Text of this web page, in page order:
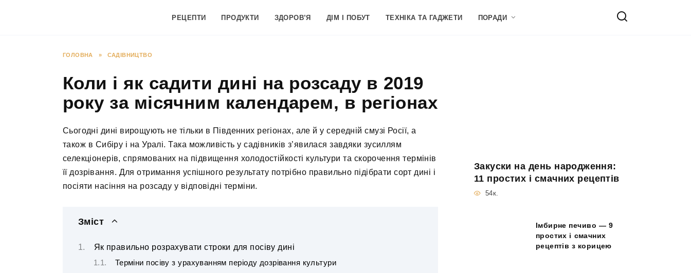
РЕЦЕПТИ ПРОДУКТИ ЗДОРОВ’Я ДІМ І ПОБУТ ТЕХНІКА ТА ГАДЖЕТИ ПОРАДИ
ГОЛОВНА » САДІВНИЦТВО
Коли і як садити дині на розсаду в 2019
року за місячним календарем, в регіонах
Сьогодні дині вирощують не тільки в Південних регіонах, але й у середній смузі Росії, а
також в Сибіру і на Уралі. Така можливість у садівників з’явилася завдяки зусиллям
селекціонерів, спрямованих на підвищення холодостійкості культури та скорочення термінів
її дозрівання. Для отримання успішного результату потрібно правильно підібрати сорт дині і
посіяти насіння на розсаду у відповідні терміни.
Зміст
Як правильно розрахувати строки для посіву дині
Терміни посіву з урахуванням періоду дозрівання культури
Закуски на день народження:
11 простих і смачних рецептів
54к.
Імбирне печиво — 9
простих і смачних
рецептів з корицею